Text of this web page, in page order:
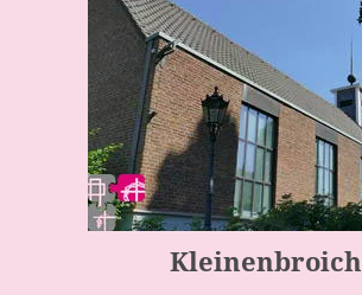
Kleinenbroich